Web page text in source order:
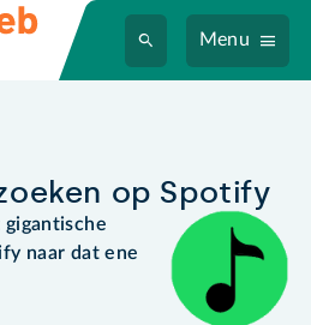
Menu
op Spotify
gigantische
naar dat ene